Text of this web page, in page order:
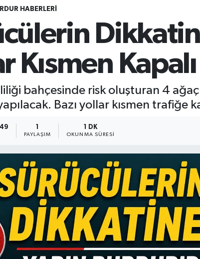
HABERLERİ
Kısmen
bahçesinde risk oluşturan 4
Bazı yollar kısmen trafiğe
PAYLAŞIM
1 DK
OKUNMA SÜRESI